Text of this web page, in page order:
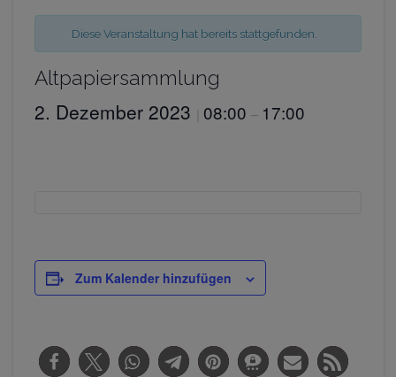
Diese Veranstaltung hat bereits stattgefunden.
Altpapiersammlung
2. Dezember 2023 08:00 – 17:00
Zum Kalender hinzufügen